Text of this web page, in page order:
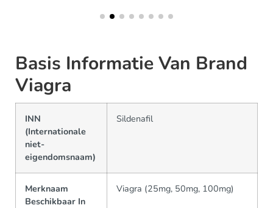
Basis Informatie Van Brand
Viagra
INN
(Internationale
niet-
eigendomsnaam)
Sildenafil
Merknaam
Beschikbaar In
Viagra (25mg, 50mg, 100mg)